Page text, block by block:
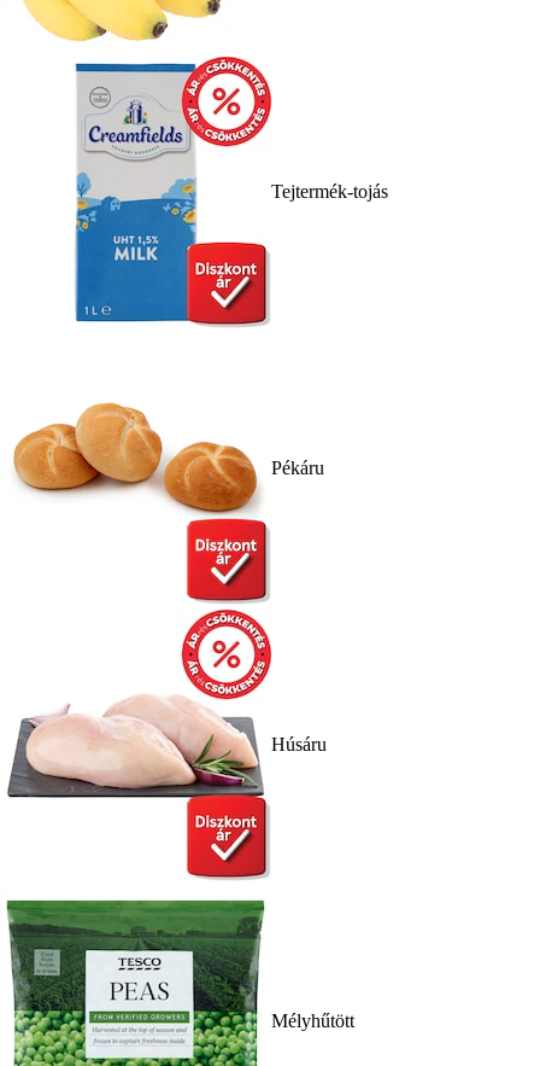
Tejtermék-tojás
Pékáru
Húsáru
Mélyhűtött